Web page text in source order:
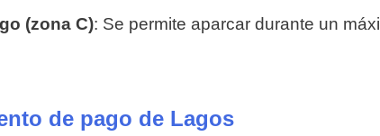
(zona C): Se permite aparcar durante un
de pago de Lagos